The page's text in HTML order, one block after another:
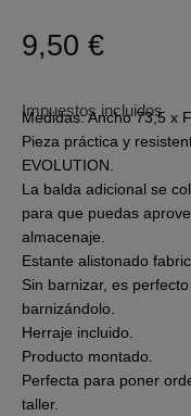
9,50 €
Impuestos incluidos
Medidas: Ancho 73,5 x
Pieza práctica y
EVOLUTION.
La balda adicional se
para que puedas
almacenaje.
Estante alistonado
Sin barnizar, es
barnizándolo.
Herraje incluido.
Producto montado.
Perfecta para poner
taller.